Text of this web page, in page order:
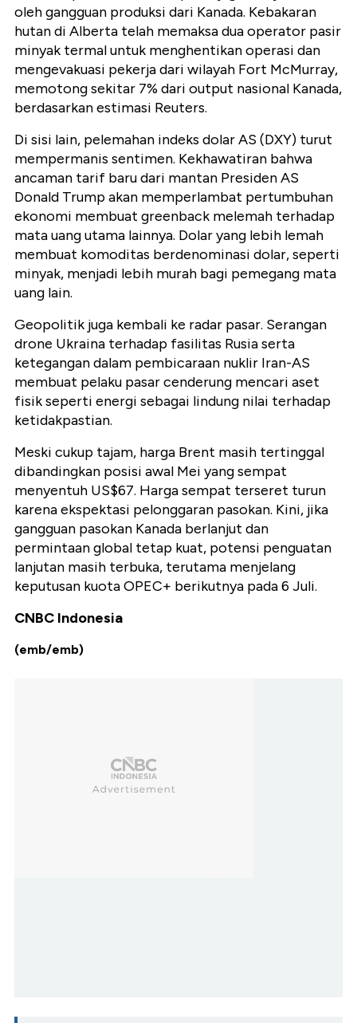
oleh gangguan produksi dari Kanada. Kebakaran
hutan di Alberta telah memaksa dua operator pasir
minyak termal untuk menghentikan operasi dan
mengevakuasi pekerja dari wilayah Fort McMurray,
memotong sekitar 7% dari output nasional Kanada,
berdasarkan estimasi Reuters.
Di sisi lain, pelemahan indeks dolar AS (DXY) turut
mempermanis sentimen. Kekhawatiran bahwa
ancaman tarif baru dari mantan Presiden AS
Donald Trump akan memperlambat pertumbuhan
ekonomi membuat greenback melemah terhadap
mata uang utama lainnya. Dolar yang lebih lemah
membuat komoditas berdenominasi dolar, seperti
minyak, menjadi lebih murah bagi pemegang mata
uang lain.
Geopolitik juga kembali ke radar pasar. Serangan
drone Ukraina terhadap fasilitas Rusia serta
ketegangan dalam pembicaraan nuklir Iran-AS
membuat pelaku pasar cenderung mencari aset
fisik seperti energi sebagai lindung nilai terhadap
ketidakpastian.
Meski cukup tajam, harga Brent masih tertinggal
dibandingkan posisi awal Mei yang sempat
menyentuh US$67. Harga sempat terseret turun
karena ekspektasi pelonggaran pasokan. Kini, jika
gangguan pasokan Kanada berlanjut dan
permintaan global tetap kuat, potensi penguatan
lanjutan masih terbuka, terutama menjelang
keputusan kuota OPEC+ berikutnya pada 6 Juli.
CNBC Indonesia
(emb/emb)